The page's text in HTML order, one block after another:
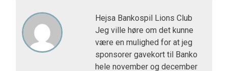
Hejsa Bankospil Lions Club
Jeg ville høre om det kunne
være en mulighed for at jeg
sponsorer gavekort til Banko
hele november og december